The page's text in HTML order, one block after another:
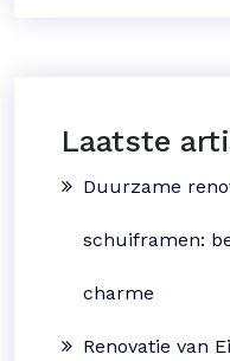
Laatste
Duurzame
schuiframen:
charme
Renovatie van